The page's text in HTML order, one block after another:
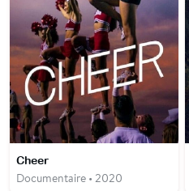
Cheer
Documentaire • 2020